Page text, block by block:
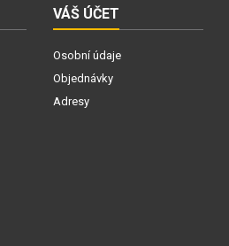
VÁŠ ÚČET
Osobní údaje
Objednávky
Adresy